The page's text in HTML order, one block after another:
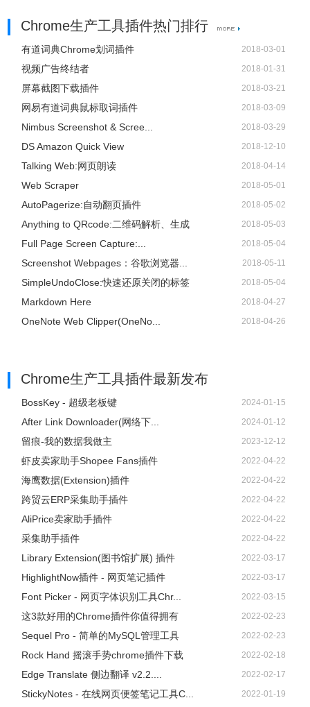
Chrome生产工具插件热门排行
有道词典Chrome划词插件 2018-03-01
视频广告终结者 2018-01-31
屏幕截图下载插件 2018-03-21
网易有道词典鼠标取词插件 2018-03-09
Nimbus Screenshot & Scree... 2018-03-29
DS Amazon Quick View 2018-12-10
Talking Web:网页朗读 2018-04-14
Web Scraper 2018-05-01
AutoPagerize:自动翻页插件 2018-05-02
Anything to QRcode:二维码解析、生成 2018-05-03
Full Page Screen Capture:... 2018-05-04
Screenshot Webpages：谷歌浏览器... 2018-05-11
SimpleUndoClose:快速还原关闭的标签 2018-05-04
Markdown Here 2018-04-27
OneNote Web Clipper(OneNo... 2018-04-26
Chrome生产工具插件最新发布
BossKey - 超级老板键 2024-01-15
After Link Downloader(网络下... 2024-01-12
留痕-我的数据我做主 2023-12-12
虾皮卖家助手Shopee Fans插件 2022-04-22
海鹰数据(Extension)插件 2022-04-22
跨贸云ERP采集助手插件 2022-04-22
AliPrice卖家助手插件 2022-04-22
采集助手插件 2022-04-22
Library Extension(图书馆扩展) 插件 2022-03-17
HighlightNow插件 - 网页笔记插件 2022-03-17
Font Picker - 网页字体识别工具Chr... 2022-03-15
这3款好用的Chrome插件你值得拥有 2022-02-23
Sequel Pro - 简单的MySQL管理工具 2022-02-23
Rock Hand 摇滚手势chrome插件下载 2022-02-18
Edge Translate 侧边翻译 v2.2.... 2022-02-17
StickyNotes - 在线网页便签笔记工具C... 2022-01-19